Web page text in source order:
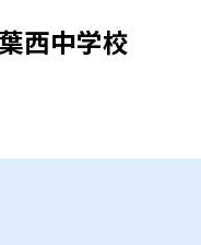
西中学校